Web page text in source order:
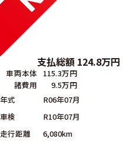
支払総額 124.8万円
車両本体
115.3万円
諸費用
9.5万円
年式
R06年07月
車検
R10年07月
走行距離
6,080km